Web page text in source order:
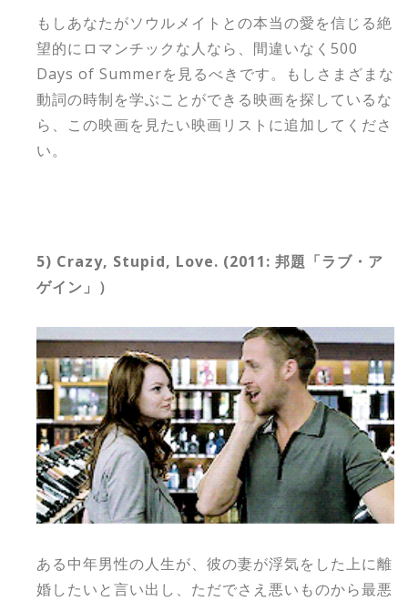
もしあなたがソウルメイトとの本当の愛を信じる絶
望的にロマンチックな人なら、間違いなく500
Days of Summerを見るべきです。もしさまざまな
動詞の時制を学ぶことができる映画を探しているな
ら、この映画を見たい映画リストに追加してくださ
い。
5) Crazy, Stupid, Love. (2011: 邦題「ラブ・ア
ゲイン」）
ある中年男性の人生が、彼の妻が浮気をした上に離
婚したいと言い出し、ただでさえ悪いものから最悪